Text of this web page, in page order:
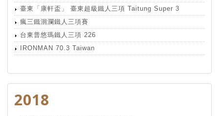
臺東「康軒盃」 臺東超級鐵人三項 Taitung Super 3
瘋三鐵洄瀾鐵人三項賽
台東普悠瑪鐵人三項 226
IRONMAN 70.3 Taiwan
2018